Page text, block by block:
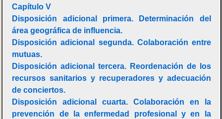
Capítulo V
Disposición adicional primera. Determinación del
área geográfica de influencia.
Disposición adicional segunda. Colaboración entre
mutuas.
Disposición adicional tercera. Reordenación de los
recursos sanitarios y recuperadores y adecuación
de conciertos.
Disposición adicional cuarta. Colaboración en la
prevención de la enfermedad profesional y en la